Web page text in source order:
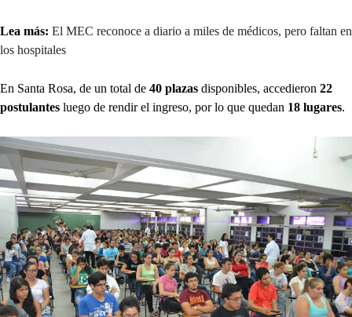
Lea más: El MEC reconoce a diario a miles de médicos, pero faltan en
los hospitales
En Santa Rosa, de un total de 40 plazas disponibles, accedieron 22
postulantes luego de rendir el ingreso, por lo que quedan 18 lugares.